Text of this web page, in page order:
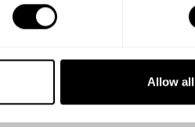
Allow all